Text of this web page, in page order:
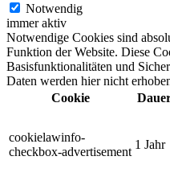
Notwendig
immer aktiv
Notwendige Cookies sind
Funktion der Website. Diese
Basisfunktionalitäten und
Daten werden hier nicht
Cookie
cookielawinfo-
checkbox-advertisement
1 Jahr